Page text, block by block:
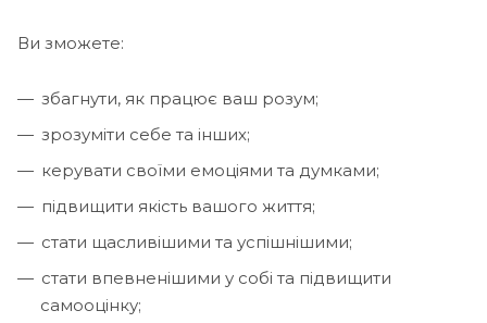
Ви зможете:
збагнути, як працює ваш розум;
зрозуміти себе та інших;
керувати своїми емоціями та думками;
підвищити якість вашого життя;
стати щасливішими та успішнішими;
стати впевненішими у собі та підвищити
самооцінку;